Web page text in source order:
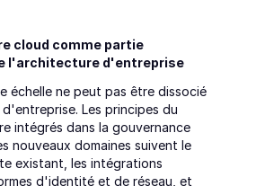
cloud comme partie
l'architecture d'entreprise
échelle ne peut pas être dissocié
Les principes du
intégrés dans la gouvernance
nouveaux domaines suivent le
existant, les intégrations
d'identité et de réseau, et